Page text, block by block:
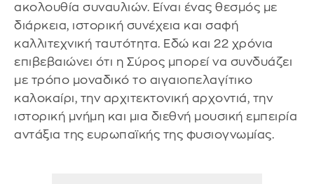
ακολουθία συναυλιών. Είναι ένας θεσμός με
διάρκεια, ιστορική συνέχεια και σαφή
καλλιτεχνική ταυτότητα. Εδώ και 22 χρόνια
επιβεβαιώνει ότι η Σύρος μπορεί να συνδυάζει
με τρόπο μοναδικό το αιγαιοπελαγίτικο
καλοκαίρι, την αρχιτεκτονική αρχοντιά, την
ιστορική μνήμη και μια διεθνή μουσική εμπειρία
αντάξια της ευρωπαϊκής της φυσιογνωμίας.